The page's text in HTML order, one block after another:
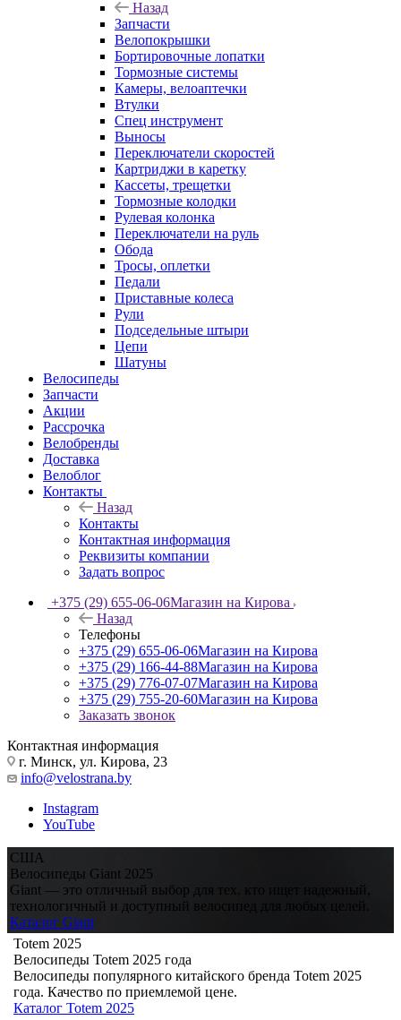
Назад
Запчасти
Велопокрышки
Бортировочные лопатки
Тормозные системы
Камеры, велоаптечки
Втулки
Спец инструмент
Выносы
Переключатели скоростей
Картриджи в каретку
Кассеты, трещетки
Тормозные колодки
Рулевая колонка
Переключатели на руль
Обода
Тросы, оплетки
Педали
Приставные колеса
Рули
Подседельные штыри
Цепи
Шатуны
Велосипеды
Запчасти
Акции
Рассрочка
Велобренды
Доставка
Велоблог
Контакты
Назад
Контакты
Контактная информация
Реквизиты компании
Задать вопрос
+375 (29) 655-06-06Магазин на Кирова
Назад
Телефоны
+375 (29) 655-06-06Магазин на Кирова
+375 (29) 166-44-88Магазин на Кирова
+375 (29) 776-07-07Магазин на Кирова
+375 (29) 755-20-60Магазин на Кирова
Заказать звонок
Контактная информация
г. Минск, ул. Кирова, 23
info@velostrana.by
Instagram
YouTube
США
Велосипеды Giant 2025
Giant — это отличный выбор для тех, кто ищет надежный,
технологичный и доступный велосипед для любых целей.
Каталог Giant
Totem 2025
Велосипеды Totem 2025 года
Велосипеды популярного китайского бренда Totem 2025
года. Качество по приемлемой цене.
Каталог Totem 2025